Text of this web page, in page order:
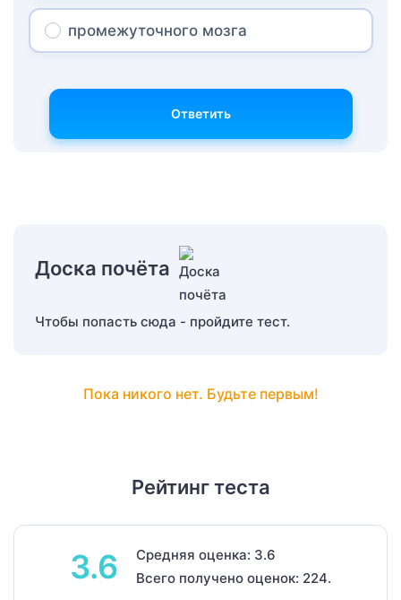
промежуточного мозга
Ответить
Доска почёта
Чтобы попасть сюда - пройдите тест.
Пока никого нет. Будьте первым!
Рейтинг теста
3.6
Средняя оценка: 3.6
Всего получено оценок: 224.